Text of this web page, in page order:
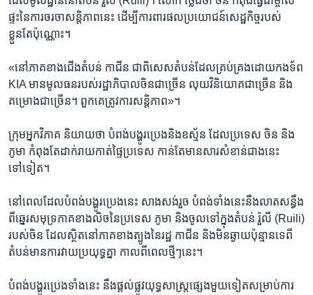
ផ្ទះ​នៃការ​ចរចា​សន្តិភាពនេះ​ ដើម្បី​ការពារ​ផលប្រយោជន៍​សេដ្ឋកិច្ច​របស់​
ខ្លួនតែ​ប៉ុណ្ណោះ។ ​
«នៅភាគ​ខាងជើង​តំបន់ កាជីន ជាពិសេស​តំបន់​ដែល​គ្រប់គ្រង​ដោយ​កងទ័ព
KIA មានមូលធន​របស់​រដ្ឋាភិបាល​ចិន​ជាច្រើន លុយ​វិនិយោគ​ជាច្រើន និង​
គម្រោង​ជាច្រើន។ ពួកគេ​ត្រូវការ​សន្តិភាព»។
ក្រុម​អ្នកវិភាគ ​និយាយ​ថា បំពង់​បង្ហូរ​ប្រេង​និង​ឧស្ម័ន ដែល​ប្រទេស ចិន និង
ភូមា ​កំពុង​តែ​ដាក់​រាយ​កាត់​ផ្ទៃ​ប្រទេស​ កាន់​តែ​មាន​សារសំខាន់​ជាងនេះ​
ទៅទៀត។
នៅពេល​ដែលបំពង់​បង្ហូរប្រេង​នេះ សាង​សង់រួច ​បំពង់​ទាំងនេះ​នឹង​លាតសន្ធឹង​
ពី​ឆ្នេរសមុទ្រ​ភាគ​ខាងលិច​នៃ​ប្រទេស ភូមា និង​ចូល​ទៅក្នុងតំបន់ រ៉ួលី (Ruili)
របស់ចិន ដែល​ស្ថិត​នៅ​ភាគ​ខាងត្បូង​នៃ​រដ្ឋ កាជីន និង​មិនឆ្ងាយ​ប៉ុន្មាន​ទេ​ពី​
តំបន់មាន​ការវាយ​ប្រយុទ្ធគ្នា​ កាល​ពី​ពេល​ថ្មីៗនេះ។
បំពង់​បង្ហូរប្រេង​ទាំងនេះ​ នឹង​ផ្តល់ផ្លូវយុទ្ធសាស្រ្ត​ផ្សេង​មួយទៀត​សម្រាប់​ការ